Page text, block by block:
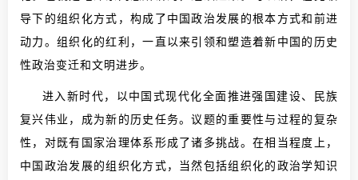
导下的组织化方式，构成了中国政治发展的根本方式和前进
动力。组织化的红利，一直以来引领和塑造着新中国的历史
性政治变迁和文明进步。
进入新时代，以中国式现代化全面推进强国建设、民族
复兴伟业，成为新的历史任务。议题的重要性与过程的复杂
性，对既有国家治理体系形成了诸多挑战。在相当程度上，
中国政治发展的组织化方式，当然包括组织化的政治学知识